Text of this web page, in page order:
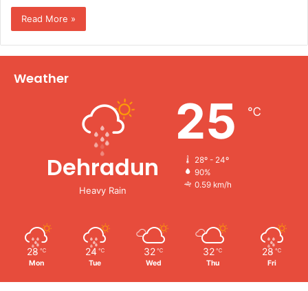
Read More »
Weather
Dehradun
Heavy Rain
25 ℃
28º - 24º
90%
0.59 km/h
28 ℃
Mon
24 ℃
Tue
32 ℃
Wed
32 ℃
Thu
28 ℃
Fri